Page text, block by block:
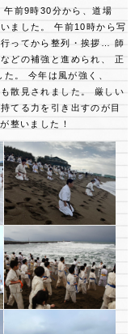
午前9時30分から、道場
ました。
午前10時から写
ってから整列・挨拶…
師
どの補強と進められ、
正
。
今年は風が強く、
散見されました。
厳しい
てる力を引き出すのが目
整いました！